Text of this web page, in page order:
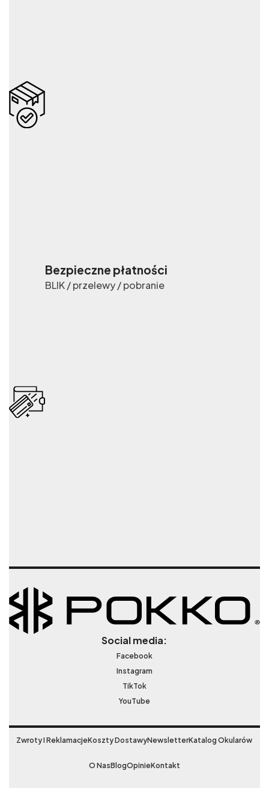
Bezpieczne płatności
BLIK / przelewy / pobranie
Social media:
Facebook
Instagram
TikTok
YouTube
Zwroty I ReklamacjeKoszty DostawyNewsletterKatalog Okularów
O NasBlogOpinieKontakt